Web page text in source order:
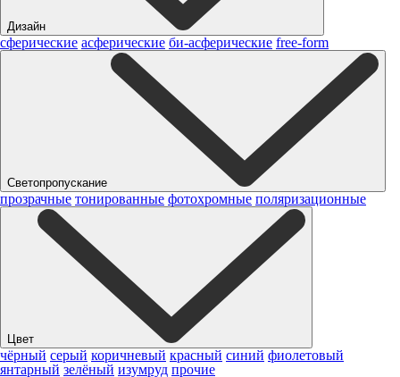
Дизайн
сферические асферические би-асферические free-form
Светопропускание
прозрачные тонированные фотохромные поляризационные
Цвет
чёрный серый коричневый красный синий фиолетовый
янтарный зелёный изумруд прочие